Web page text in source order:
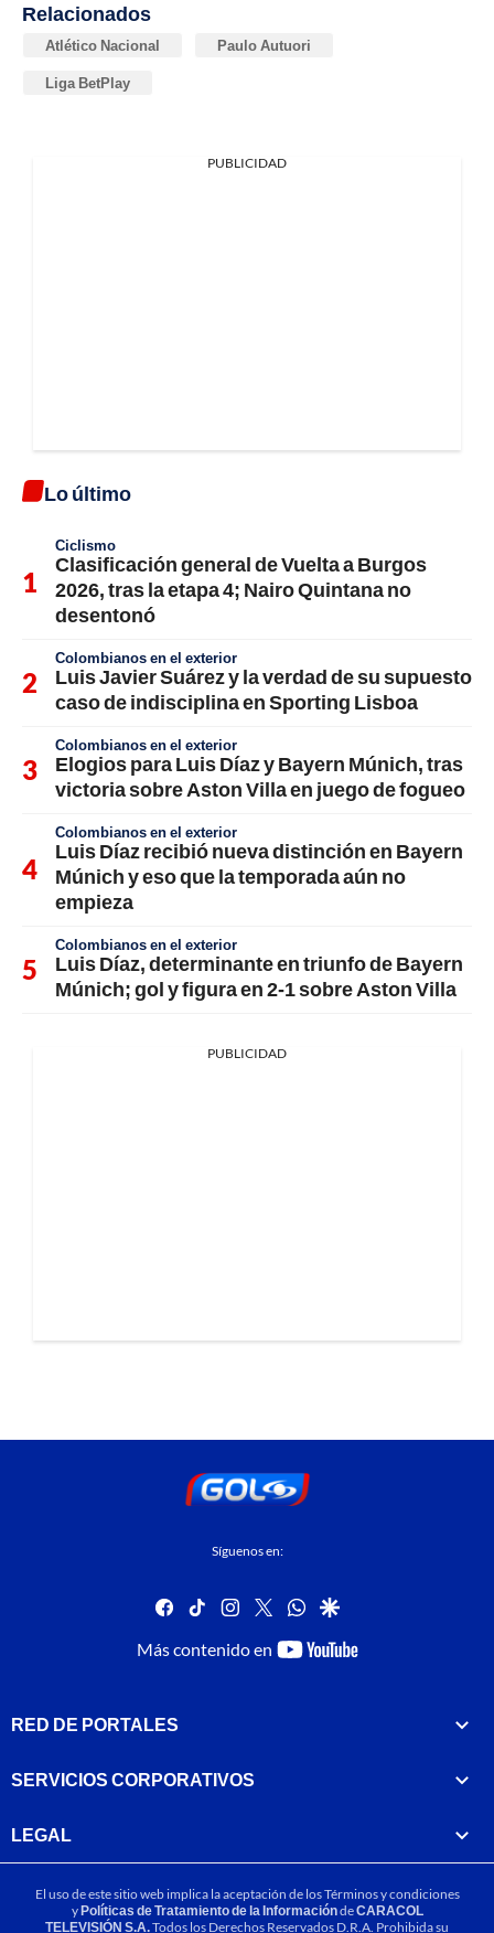
Relacionados
Atlético Nacional Paulo Autuori
Liga BetPlay
PUBLICIDAD
Lo último
Ciclismo
Clasificación general de Vuelta a Burgos
2026, tras la etapa 4; Nairo Quintana no
desentonó
Colombianos en el exterior
Luis Javier Suárez y la verdad de su supuesto
caso de indisciplina en Sporting Lisboa
Colombianos en el exterior
Elogios para Luis Díaz y Bayern Múnich, tras
victoria sobre Aston Villa en juego de fogueo
Colombianos en el exterior
Luis Díaz recibió nueva distinción en Bayern
Múnich y eso que la temporada aún no
empieza
Colombianos en el exterior
Luis Díaz, determinante en triunfo de Bayern
Múnich; gol y figura en 2-1 sobre Aston Villa
PUBLICIDAD
Síguenos en:
facebook
tiktok instagram
twitterwhatsapp
google
Más contenido en
youtube-
RED DE PORTALES
SERVICIOS CORPORATIVOS
LEGAL
El uso de este sitio web implica la aceptación de losTérminos y condiciones
yPolíticas de Tratamiento de la InformacióndeCARACOL
TELEVISIÓN S.A.Todos los Derechos Reservados D.R.A. Prohibida su